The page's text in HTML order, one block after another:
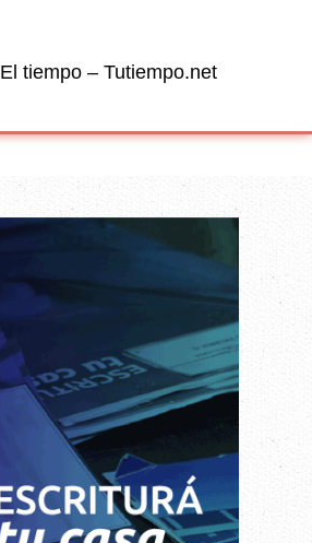
El tiempo – Tutiempo.net